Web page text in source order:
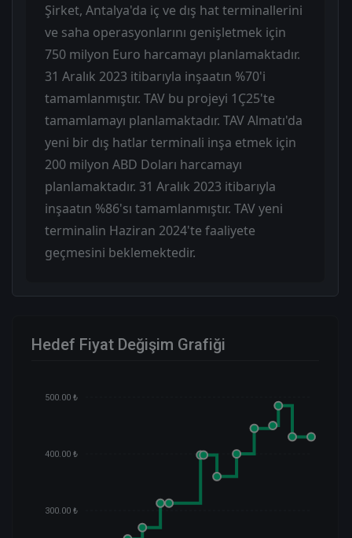
Şirket, Antalya'da iç ve dış hat terminallerini
ve saha operasyonlarını genişletmek için
750 milyon Euro harcamayı planlamaktadır.
31 Aralık 2023 itibarıyla inşaatın %70'i
tamamlanmıştır. TAV bu projeyi 1Ç25'te
tamamlamayı planlamaktadır. TAV Almatı'da
yeni bir dış hatlar terminali inşa etmek için
200 milyon ABD Doları harcamayı
planlamaktadır. 31 Aralık 2023 itibarıyla
inşaatın %86'sı tamamlanmıştır. TAV yeni
terminalin Haziran 2024'te faaliyete
geçmesini beklemektedir.
Hedef Fiyat Değişim Grafiği
500.00 ₺
400.00 ₺
300.00 ₺